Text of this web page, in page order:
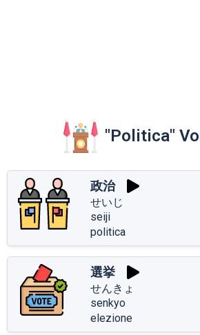
"Politica"
政治
せいじ
seiji
politica
選挙
せんきょ
senkyo
elezione